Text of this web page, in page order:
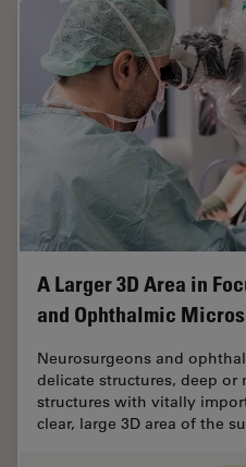
A Larger 3D Area in
and Ophthalmic
Neurosurgeons and
delicate structures, deep
structures with vitally
clear, large 3D area of the